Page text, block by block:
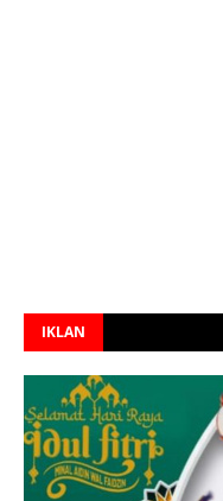
IKLAN